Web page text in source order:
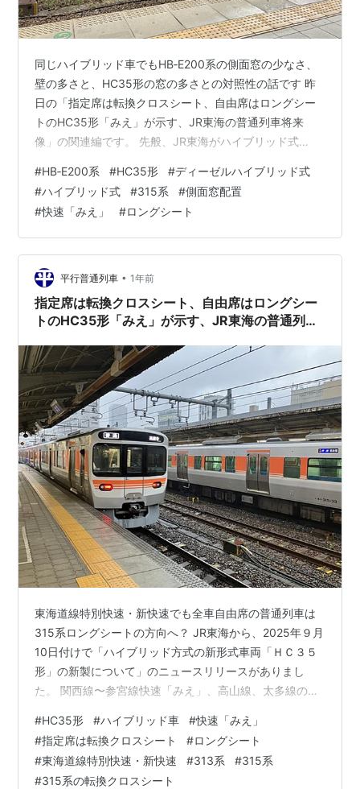
同じハイブリッド車でもHB‐E200系の側面窓の少なさ、
壁の多さと、HC35形の窓の多さとの対照性の話です 昨
日の「指定席は転換クロスシート、自由席はロングシー
トのHC35形「みえ」が示す、JR東海の普通列車将来
像」の関連編です。 先般、JR東海がハイブリッド式
したが、ニュースリリースでHC35形車両のエクステリア
イメージを見ると、ほとんど315系電車と似ています。
両開き３扉、ドア間の中央に大窓１枚、大窓の左右に小
窓を各１枚配置、先頭車正面の全体的な顔など、315系に
近いものがあります。 両形式とも、車窓を見るには十分
な窓配置、窓数、窓…
#HB‐E200系 #HC35形 #ディーゼルハイブリッド式
#ハイブリッド式 #315系 #側面窓配置
#快速「みえ」 #ロングシート
平行普通列車 • 1年前
指定席は転換クロスシート、自由席はロングシー
トのHC35形「みえ」が示す、JR東海の普通列車
東海道線特別快速・新快速でも全車自由席の普通列車は
315系ロングシートの方向へ？ JR東海から、2025年９月
10日付けで「ハイブリッド方式の新形式車両「ＨＣ３５
形」の新製について」のニュースリリースがありまし
た。 関西線〜参宮線快速「みえ」、高山線、太多線の普
する内容です。 このニュースから、JR東海の非電化路線
の普通列車について今後、以下のような方向性かと想像
しました。 〇 ハイブリッド方式の新形式車両HC35形に
#HC35形 #ハイブリッド車 #快速「みえ」
#指定席は転換クロスシート #ロングシート
#東海道線特別快速・新快速 #313系 #315系
#315系の転換クロスシート